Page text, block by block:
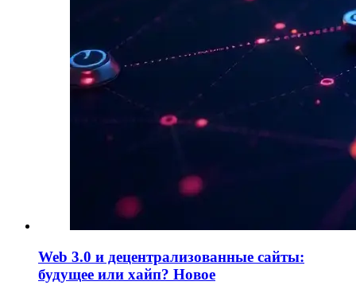
Web 3.0 и децентрализованные сайты:
будущее или хайп? Новое